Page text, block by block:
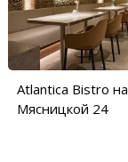
Atlantica Bistro на
Мясницкой 24